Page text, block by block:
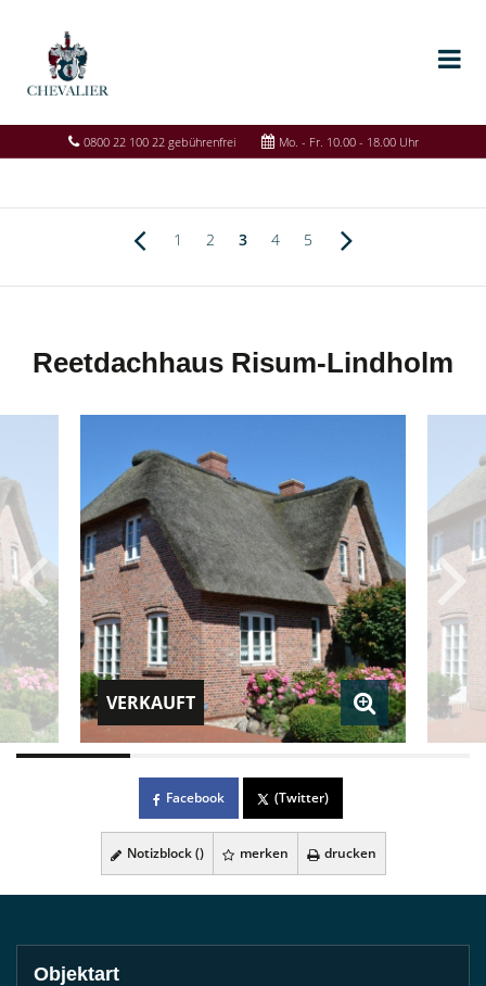
0800 22 100 22 gebührenfrei Mo. - Fr. 10.00 - 18.00 Uhr
1 2 3 4 5
Reetdachhaus Risum-Lindholm
VERKAUFT
Facebook (Twitter)
Notizblock () merken drucken
Objektart